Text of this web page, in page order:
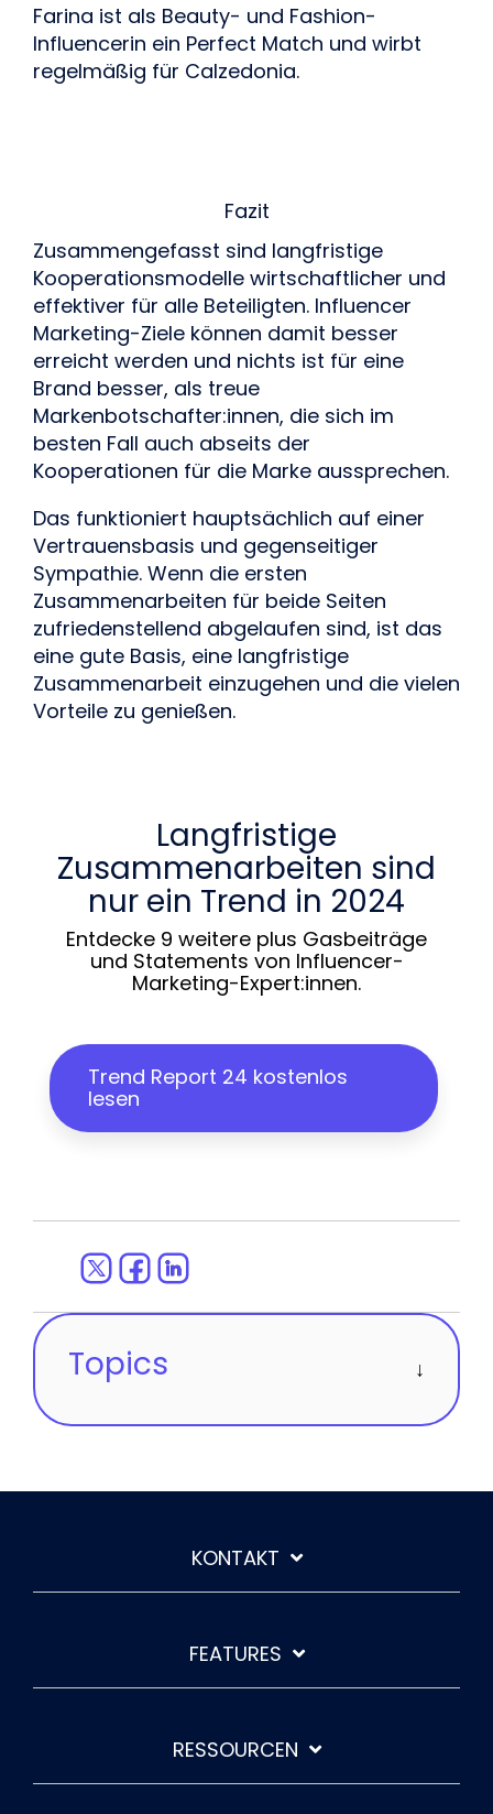
Farina ist als Beauty- und Fashion-
Influencerin ein Perfect Match und wirbt
regelmäßig für Calzedonia.
Fazit
Zusammengefasst sind langfristige
Kooperationsmodelle wirtschaftlicher und
effektiver für alle Beteiligten. Influencer
Marketing-Ziele können damit besser
erreicht werden und nichts ist für eine
Brand besser, als treue
Markenbotschafter:innen, die sich im
besten Fall auch abseits der
Kooperationen für die Marke aussprechen.
Das funktioniert hauptsächlich auf einer
Vertrauensbasis und gegenseitiger
Sympathie. Wenn die ersten
Zusammenarbeiten für beide Seiten
zufriedenstellend abgelaufen sind, ist das
eine gute Basis, eine langfristige
Zusammenarbeit einzugehen und die vielen
Vorteile zu genießen.
Langfristige
Zusammenarbeiten sind
nur ein Trend in 2024
Entdecke 9 weitere plus Gasbeiträge
und Statements von Influencer-
Marketing-Expert:innen.
Trend Report 24 kostenlos
lesen
Topics
KONTAKT
FEATURES
RESSOURCEN